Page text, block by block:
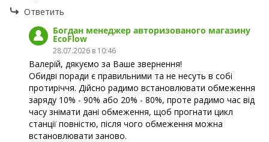
Ответить
Богдан менеджер авторизованого магазину
EcoFlow
28.07.2026 в 10:46
Валерій, дякуємо за Ваше звернення!
Обидві поради є правильними та не несуть в собі
протиріччя. Дійсно радимо встановлювати обмеження
заряду 10% - 90% або 20% - 80%, проте радимо час від
часу знімати дані обмеження, щоб прогнати цикл
станції повністю, після чого обмеження можна
встановлювати заново.